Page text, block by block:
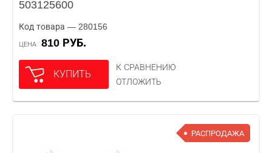
503125600
Код товара — 280156
ЦЕНА 810 РУБ.
КУПИТЬ
К СРАВНЕНИЮ
ОТЛОЖИТЬ
РАСПРОДАЖА